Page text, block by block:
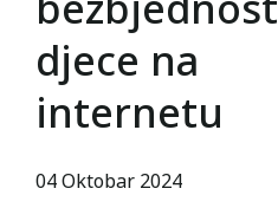
djece na
internetu
04 Oktobar 2024